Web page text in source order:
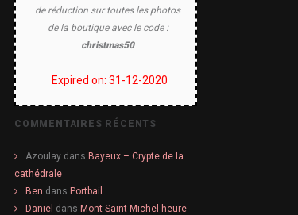
de réduction sur toutes les photos
de la boutique avec le code :
christmas50
Expired on: 31-12-2020
COMMENTAIRES RÉCENTS
Azoulay dans Bayeux – Crypte de la
cathédrale
Ben dans Portbail
Daniel dans Mont Saint Michel heure